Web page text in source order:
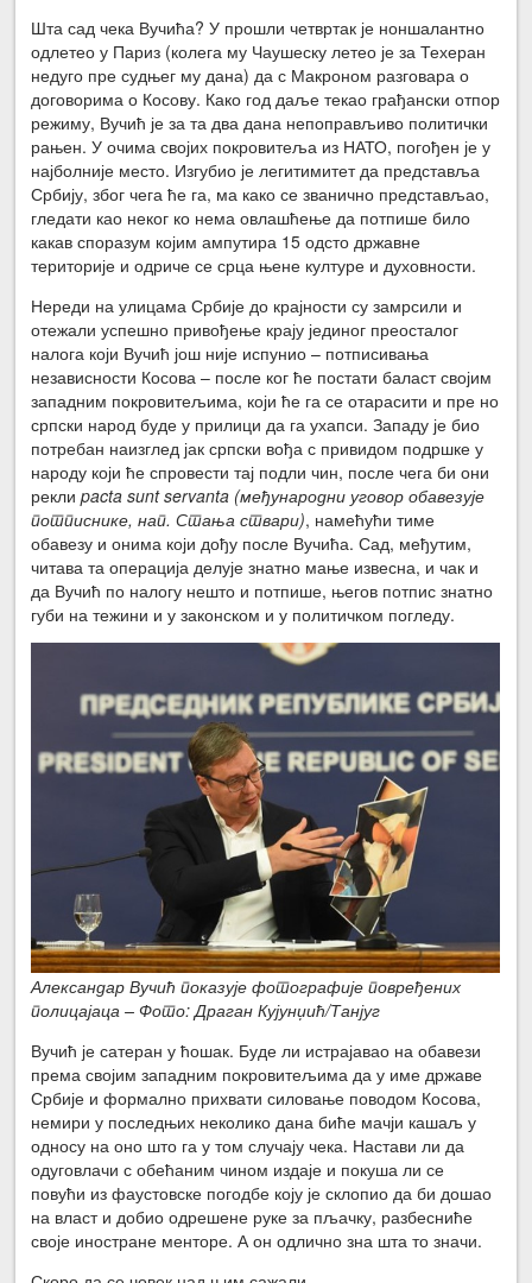
Шта сад чека Вучића? У прошли четвртак је ноншалантно
одлетео у Париз (колега му Чаушеску летео је за Техеран
недуго пре судњег му дана) да с Макроном разговара о
договорима о Косову. Како год даље текао грађански отпор
режиму, Вучић је за та два дана непоправљиво политички
рањен. У очима својих покровитеља из НАТО, погођен је у
најболније место. Изгубио је легитимитет да представља
Србију, због чега ће га, ма како се званично представљао,
гледати као неког ко нема овлашћење да потпише било
какав споразум којим ампутира 15 одсто државне
територије и одриче се срца њене културе и духовности.
Нереди на улицама Србије до крајности су замрсили и
отежали успешно привођење крају јединог преосталог
налога који Вучић још није испунио – потписивања
независности Косова – после ког ће постати баласт својим
западним покровитељима, који ће га се отарасити и пре но
српски народ буде у прилици да га ухапси. Западу је био
потребан наизглед јак српски вођа с привидом подршке у
народу који ће спровести тај подли чин, после чега би они
реклиpacta sunt servanta (међународни уговор обавезује
потписнике, нап. Стања ствари), намећући тиме
обавезу и онима који дођу после Вучића. Сад, међутим,
читава та операција делује знатно мање извесна, и чак и
да Вучић по налогу нешто и потпише, његов потпис знатно
губи на тежини и у законском и у политичком погледу.
Александар Вучић показује фотографије повређених
полицајаца – Фото: Драган Кујунџић/Танјуг
Вучић је сатеран у ћошак. Буде ли истрајавао на обавези
према својим западним покровитељима да у име државе
Србије и формално прихвати силовање поводом Косова,
немири у последњих неколико дана биће мачји кашаљ у
односу на оно што га у том случају чека. Настави ли да
одуговлачи с обећаним чином издаје и покуша ли се
повући из фаустовске погодбе коју је склопио да би дошао
на власт и добио одрешене руке за пљачку, разбесниће
своје иностране менторе. А он одлично зна шта то значи.